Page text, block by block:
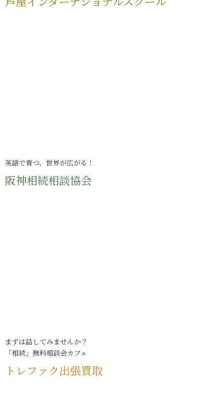
英語で育つ、世界が広がる！
阪神相続相談協会
まずは話してみませんか？
「相続」無料相談会カフェ
トレファク出張買取